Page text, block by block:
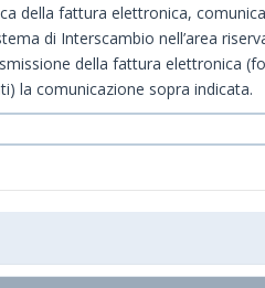
della fattura elettronica,
di Interscambio nell’area
della fattura elettronica
la comunicazione sopra indicata.